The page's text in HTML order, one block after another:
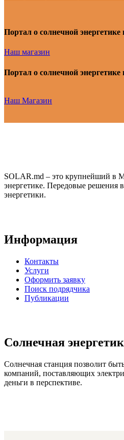
Портал о солнечной
Наш магазин
Портал о солнечной
Наш Магазин
SOLAR.md – это крупнейший в
энергетике. Передовые решения
энергетики.
Информация
Контакты
Услуги
Оформить заявку
Поиск подрядчика
Публикации
Солнечная
Солнечная станция позволит
компаний, поставляющих
деньги в перспективе.